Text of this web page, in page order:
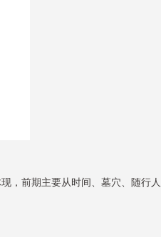
，前期主要从时间、墓穴、随行